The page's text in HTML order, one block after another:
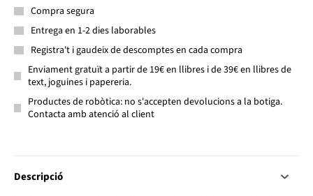
Compra segura
Entrega en 1-2 dies laborables
Registra't i gaudeix de descomptes en cada compra
Enviament gratuït a partir de 19€ en llibres i de 39€ en llibres de
text, joguines i papereria.
Productes de robòtica: no s'accepten devolucions a la botiga.
Contacta amb atenció al client
Descripció